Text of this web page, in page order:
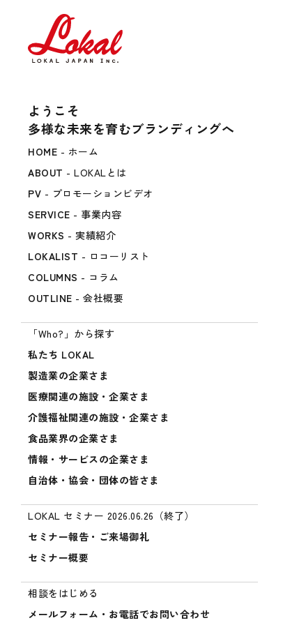
ようこそ
多様な未来を育むブランディングへ
HOME - ホーム
ABOUT - LOKALとは
PV - プロモーションビデオ
SERVICE - 事業内容
WORKS - 実績紹介
LOKALIST - ロコーリスト
COLUMNS - コラム
OUTLINE - 会社概要
「Who?」から探す
私たち LOKAL
製造業の企業さま
医療関連の施設・企業さま
介護福祉関連の施設・企業さま
食品業界の企業さま
情報・サービスの企業さま
自治体・協会・団体の皆さま
LOKAL セミナー 2026.06.26（終了）
セミナー報告・ご来場御礼
セミナー概要
相談をはじめる
メールフォーム・お電話でお問い合わせ